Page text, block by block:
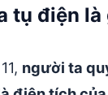
tụ điện là
người ta